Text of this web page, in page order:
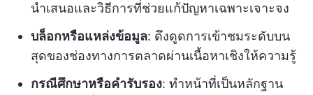
นำเสนอและวิธีการที่ช่วยแก้ปัญหาเฉพาะเจาะจง
บล็อกหรือแหล่งข้อมูล: ดึงดูดการเข้าชมระดับบน
สุดของช่องทางการตลาดผ่านเนื้อหาเชิงให้ความรู้
กรณีศึกษาหรือคำรับรอง: ทำหน้าที่เป็นหลักฐาน